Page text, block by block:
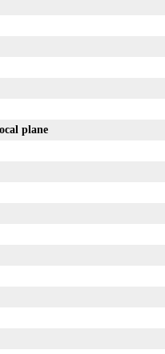
plane